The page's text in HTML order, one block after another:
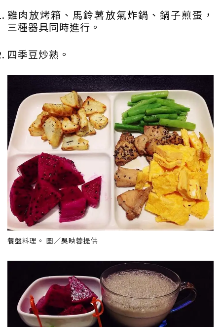
雞肉放烤箱、馬鈴薯放氣炸鍋、鍋子煎蛋，
三種器具同時進行。
四季豆炒熟。
餐盤料理。 圖／吳映蓉提供